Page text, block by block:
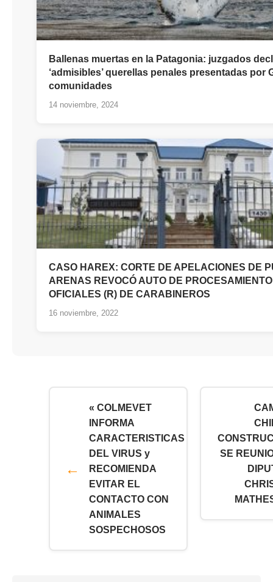
Ballenas muertas en la Patagonia: juzgados
‘admisibles’ querellas penales presentadas por
comunidades
14 noviembre, 2024
CASO HAREX: CORTE DE APELACIONES DE
ARENAS REVOCÓ AUTO DE
OFICIALES (R) DE CARABINEROS
16 noviembre, 2022
« COLMEVET
INFORMA
CARACTERISTICAS
DEL VIRUS y
RECOMIENDA
EVITAR EL
CONTACTO CON
ANIMALES
SOSPECHOSOS
SE